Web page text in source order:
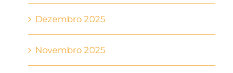
Dezembro 2025
Novembro 2025